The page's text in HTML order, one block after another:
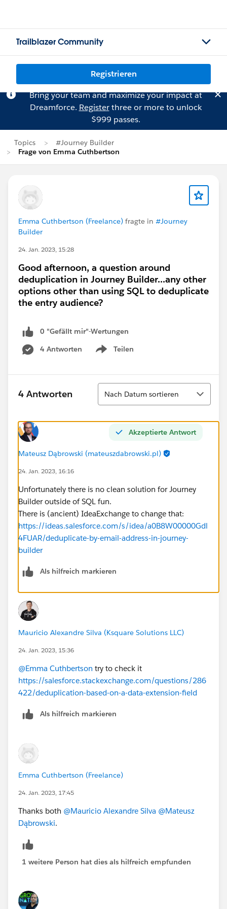
Trailblazer Community
Registrieren
Bring your team and maximize your impact at
Dreamforce. Registerthree or more to unlock
$999 passes.
Topics
#Journey Builder
Frage von Emma Cuthbertson
Emma Cuthbertson (Freelance) fragte in #Journey
Builder
24. Jan. 2023, 15:28
Good afternoon, a question around
deduplication in Journey Builder...any other
options other than using SQL to deduplicate
the entry audience?
0 "Gefällt mir"-Wertungen
4 Antworten
Teilen
Show menu
4 Antworten
Sortieren
Nach Datum sortieren
Akzeptierte Antwort
Mateusz Dąbrowski (mateuszdabrowski.pl)
24. Jan. 2023, 16:16
Unfortunately there is no clean solution for Journey
Builder outside of SQL fun.
There is (ancient) IdeaExchange to change that:
https://ideas.salesforce.com/s/idea/a0B8W00000Gdl
4FUAR/deduplicate-by-email-address-in-journey-
builder
Als hilfreich markieren
Mauricio Alexandre Silva (Ksquare Solutions LLC)
24. Jan. 2023, 15:36
@Emma Cuthbertson try to check it
https://salesforce.stackexchange.com/questions/286
422/deduplication-based-on-a-data-extension-field
Als hilfreich markieren
Emma Cuthbertson (Freelance)
24. Jan. 2023, 17:45
Thanks both @Mauricio Alexandre Silva @Mateusz
Dąbrowski.
1 weitere Person hat dies als hilfreich empfunden